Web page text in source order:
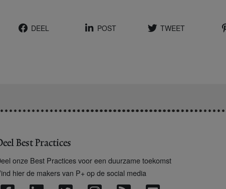
DEEL POST TWEET
Best Practices
onze Best Practices voor een duurzame toekomst
hier de makers van P+ op de social media